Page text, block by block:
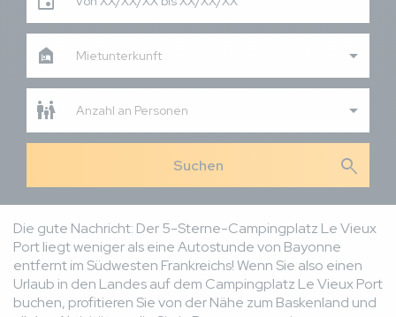
Mietunterkunft
Anzahl an Personen
search
Die gute Nachricht: Der 5-Sterne-Campingplatz Le Vieux
Port liegt weniger als eine Autostunde von Bayonne
entfernt im Südwesten Frankreichs! Wenn Sie also einen
Urlaub in den Landes auf dem Campingplatz Le Vieux Port
buchen, profitieren Sie von der Nähe zum Baskenland und